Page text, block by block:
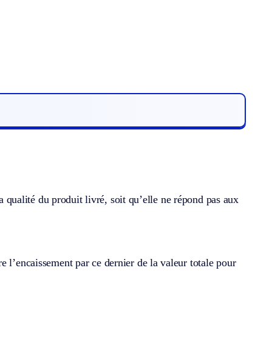
qualité du produit livré, soit qu’elle ne répond pas aux
l’encaissement par ce dernier de la valeur totale pour